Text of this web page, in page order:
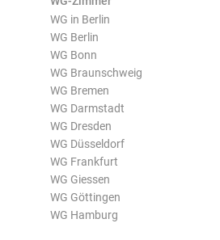
WG in Berlin
WG Berlin
WG Bonn
WG Braunschweig
WG Bremen
WG Darmstadt
WG Dresden
WG Düsseldorf
WG Frankfurt
WG Giessen
WG Göttingen
WG Hamburg